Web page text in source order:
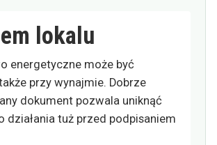
lokalu
energetyczne może być
przy wynajmie. Dobrze
dokument pozwala uniknąć
działania tuż przed podpisaniem